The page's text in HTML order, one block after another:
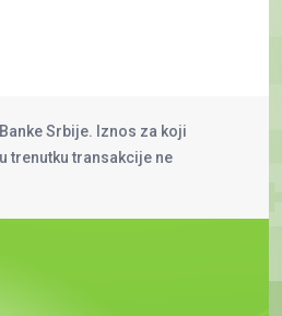
Srbije. Iznos za koji
trenutku transakcije ne